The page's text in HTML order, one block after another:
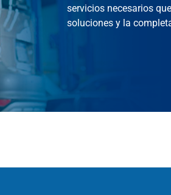
servicios necesarios
soluciones y la